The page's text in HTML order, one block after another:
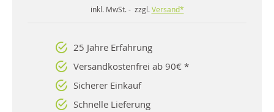
inkl. MwSt. - zzgl. Versand*
25 Jahre Erfahrung
Versandkostenfrei ab 90€ *
Sicherer Einkauf
Schnelle Lieferung